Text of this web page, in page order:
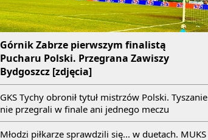
Górnik Zabrze pierwszym finalistą
Pucharu Polski. Przegrana Zawiszy
Bydgoszcz [zdjęcia]
GKS Tychy obronił tytuł mistrzów Polski. Tyszanie
nie przegrali w finale ani jednego meczu
Młodzi piłkarze sprawdzili się... w duetach. MUKS